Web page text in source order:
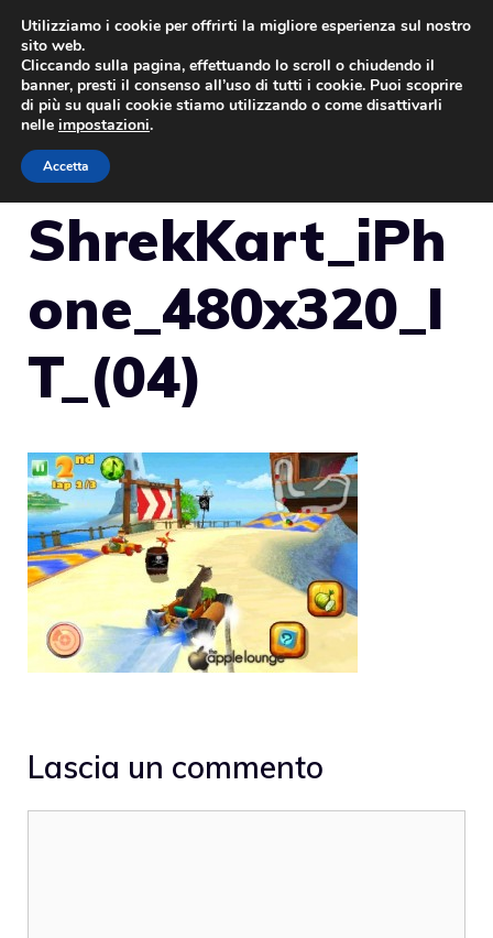
Vai
contenuto
ShrekKart_iPh
one_480x320_I
T_(04)
Lascia un commento
Utilizziamo i cookie per offrirti la migliore esperienza sul nostro
sito web.
Cliccando sulla pagina, effettuando lo scroll o chiudendo il
banner, presti il consenso all’uso di tutti i cookie. Puoi scoprire
di più su quali cookie stiamo utilizzando o come disattivarli
nelle impostazioni.
Accetta